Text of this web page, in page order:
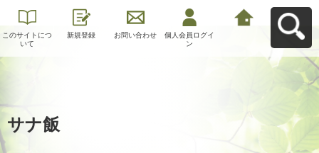
このサイトにつ
いて
新規登録 お問い合わせ
個人会員ログイ
ン
サナ飯